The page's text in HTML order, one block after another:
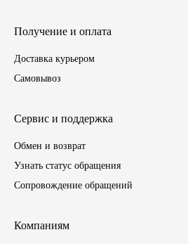
Метизы универсальные
Камеры колеса, ободная лента
Получение и оплата
Доставка курьером
Самовывоз
Сервис и поддержка
Обмен и возврат
Узнать статус обращения
Сопровождение обращений
Компаниям